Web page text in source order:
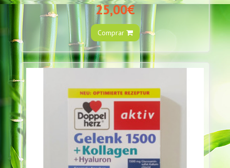
25,00€
Comprar